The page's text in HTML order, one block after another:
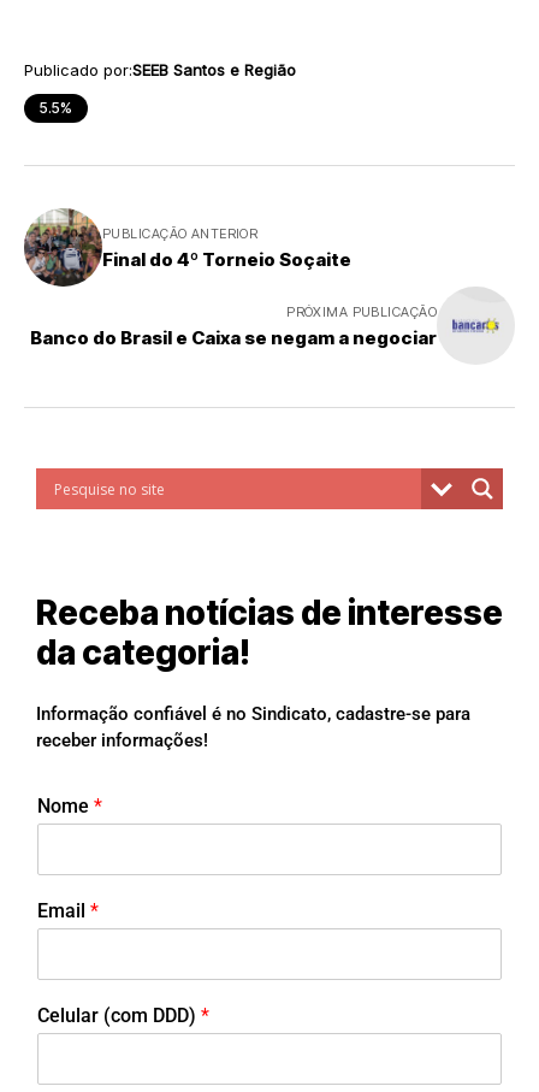
Publicado por:SEEB Santos e Região
5.5%
PUBLICAÇÃO ANTERIOR
Final do 4º Torneio Soçaite
PRÓXIMA PUBLICAÇÃO
Banco do Brasil e Caixa se negam a negociar
Receba notícias de interesse
da categoria!
Informação confiável é no Sindicato, cadastre-se para
receber informações!
Nome *
Email *
Celular (com DDD) *